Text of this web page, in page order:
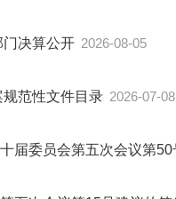
决算公开 2026-08-05
范性文件目录 2026-07-08
届委员会第五次会议第50